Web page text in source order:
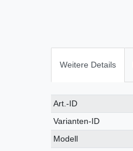
Weitere Details
Technisches
Merkmal
Wert
Art.-ID
Varianten-ID
Modell